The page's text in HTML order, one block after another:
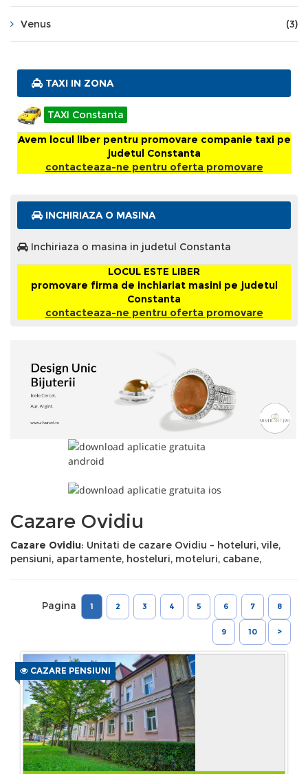
Venus (3)
TAXI IN ZONA
TAXI Constanta
Avem locul liber pentru promovare companie taxi pe
judetul Constanta
contacteaza-ne pentru oferta promovare
INCHIRIAZA O MASINA
Inchiriaza o masina in judetul Constanta
LOCUL ESTE LIBER
promovare firma de inchiariat masini pe judetul
Constanta
contacteaza-ne pentru oferta promovare
Cazare Ovidiu
Cazare Ovidiu: Unitati de cazare Ovidiu - hoteluri, vile,
pensiuni, apartamente, hosteluri, moteluri, cabane,
Pagina 1 2 3 4 5 6 7 8
9 10 >
CAZARE PENSIUNI